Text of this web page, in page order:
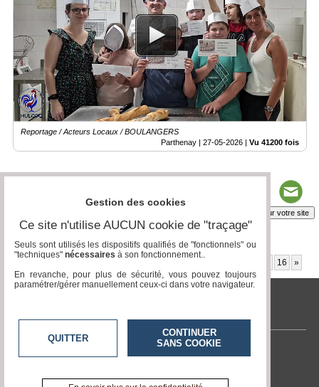
Reportage / Acteurs Locaux / BOULANGERS
Parthenay | 27-05-2026 | Vu 41200 fois
Insérez sur votre site
Page 1 / 28 16 »
tvlocale.fr
Contactez-nous
Gestion des cookies
Ce site n'utilise AUCUN cookie de "traçage"
Seuls sont utilisés les dispositifs qualifiés de "fonctionnels" ou
"techniques" nécessaires à son fonctionnement..
En revanche, pour plus de sécurité, vous pouvez toujours
paramétrer/gérer manuellement ceux-ci dans votre navigateur.
QUITTER
CONTINUER
SANS COOKIE